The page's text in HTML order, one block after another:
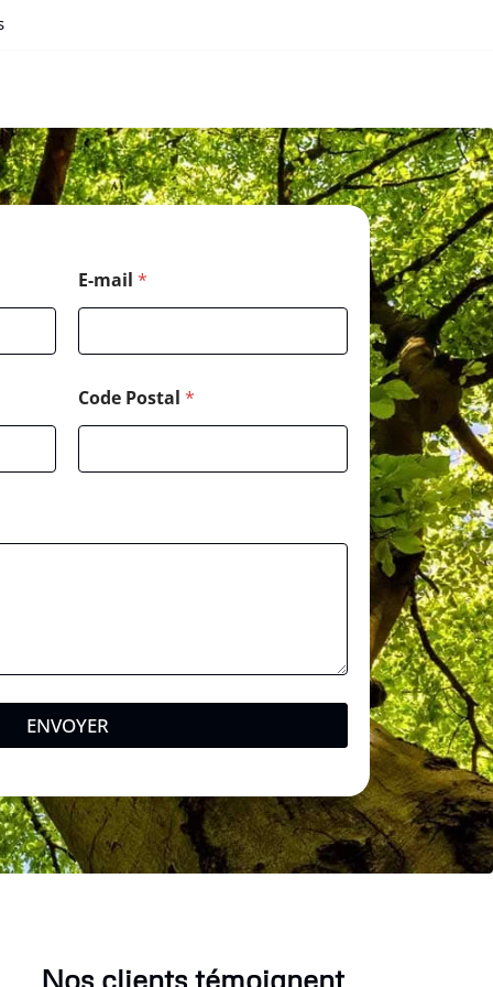
E-mail *
Code Postal *
ENVOYER
Nos clients témoignent